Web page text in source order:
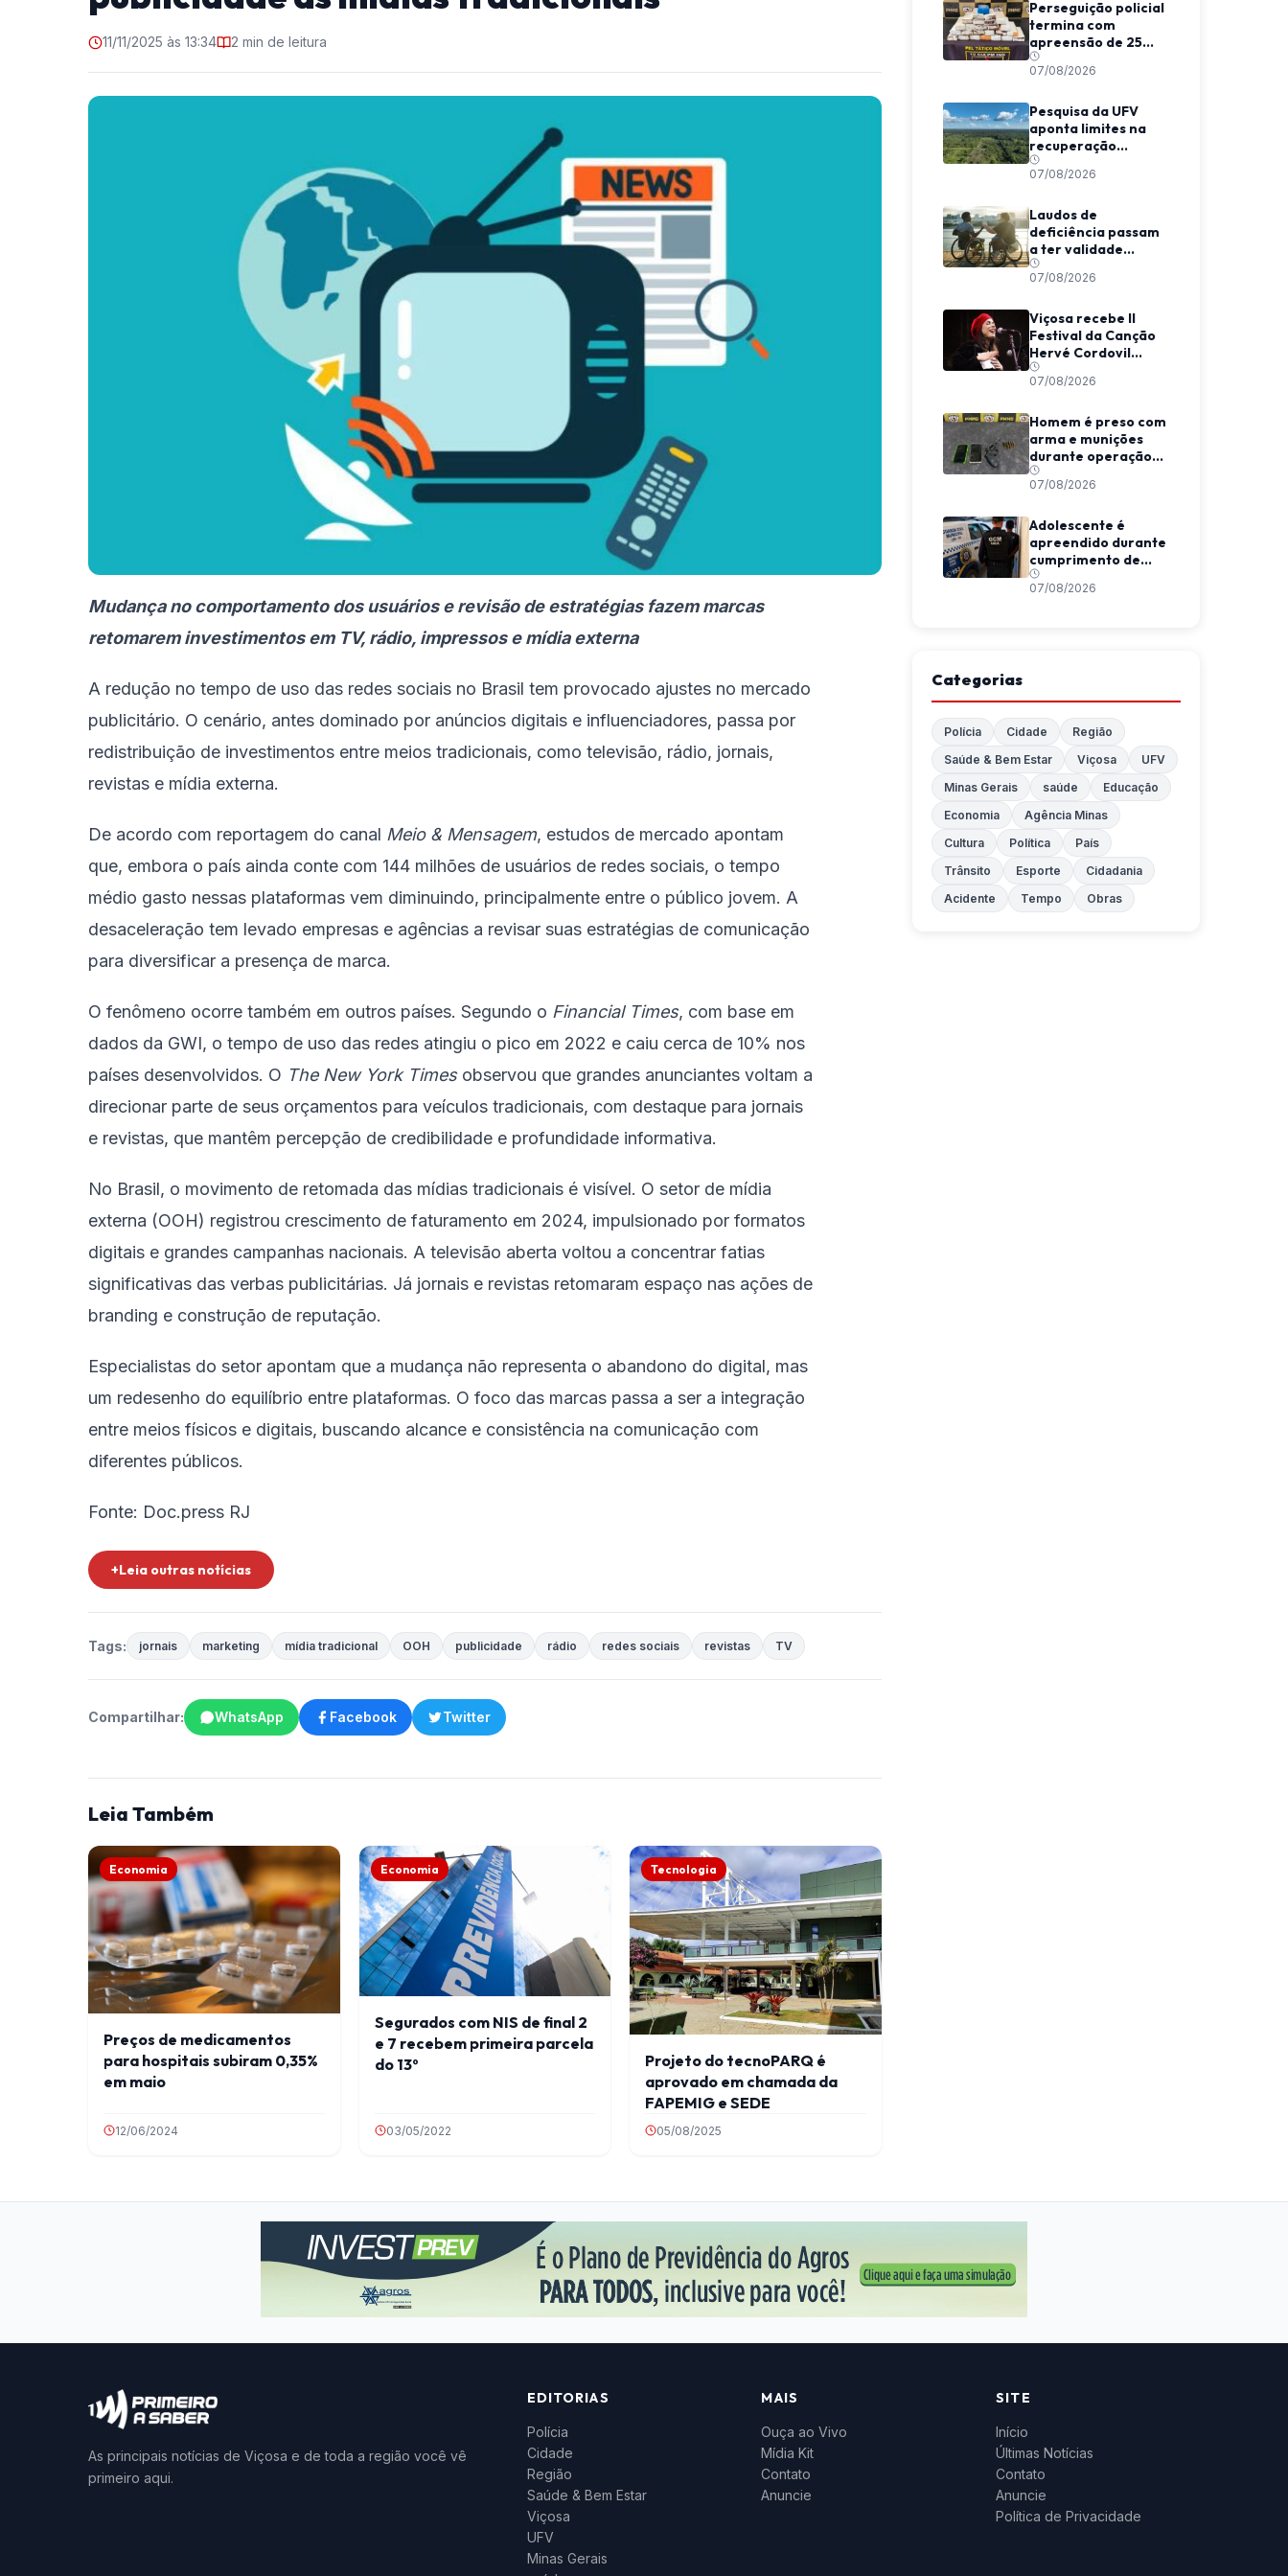
11/11/2025 às 13:34 2 min de leitura
Mudança no comportamento dos usuários e revisão de estratégias fazem marcas
retomarem investimentos em TV, rádio, impressos e mídia externa
A redução no tempo de uso das redes sociais no Brasil tem provocado ajustes no mercado
publicitário. O cenário, antes dominado por anúncios digitais e influenciadores, passa por
redistribuição de investimentos entre meios tradicionais, como televisão, rádio, jornais,
revistas e mídia externa.
De acordo com reportagem do canal Meio & Mensagem, estudos de mercado apontam
que, embora o país ainda conte com 144 milhões de usuários de redes sociais, o tempo
médio gasto nessas plataformas vem diminuindo, principalmente entre o público jovem. A
desaceleração tem levado empresas e agências a revisar suas estratégias de comunicação
para diversificar a presença de marca.
O fenômeno ocorre também em outros países. Segundo o Financial Times, com base em
dados da GWI, o tempo de uso das redes atingiu o pico em 2022 e caiu cerca de 10% nos
países desenvolvidos. O The New York Timesobservou que grandes anunciantes voltam a
direcionar parte de seus orçamentos para veículos tradicionais, com destaque para jornais
e revistas, que mantêm percepção de credibilidade e profundidade informativa.
No Brasil, o movimento de retomada das mídias tradicionais é visível. O setor de mídia
externa (OOH) registrou crescimento de faturamento em 2024, impulsionado por formatos
digitais e grandes campanhas nacionais. A televisão aberta voltou a concentrar fatias
significativas das verbas publicitárias. Já jornais e revistas retomaram espaço nas ações de
branding e construção de reputação.
Especialistas do setor apontam que a mudança não representa o abandono do digital, mas
um redesenho do equilíbrio entre plataformas. O foco das marcas passa a ser a integração
entre meios físicos e digitais, buscando alcance e consistência na comunicação com
diferentes públicos.
Fonte: Doc.press RJ
+Leia outras notícias
Tags: jornais marketing mídia tradicional OOH publicidade rádio redes sociais revistas TV
Compartilhar: WhatsApp Facebook Twitter
Leia Também
Economia
Preços de medicamentos
para hospitais subiram 0,35%
em maio
12/06/2024
Economia
Segurados com NIS de final 2
e 7 recebem primeira parcela
do 13º
03/05/2022
Tecnologia
Projeto do tecnoPARQ é
aprovado em chamada da
FAPEMIG e SEDE
05/08/2025
Perseguição policial
termina com
apreensão de 25
barras de maconha
entre Viçosa e
07/08/2026
Pesquisa da UFV
aponta limites na
recuperação
climática de
florestas
Amazônia
07/08/2026
Laudos de
deficiência passam
a ter validade
indeterminada em
Minas Gerais
07/08/2026
Viçosa recebe II
Festival da Canção
Hervé Cordovil
neste fim de semana
07/08/2026
Homem é preso com
arma e munições
durante operação
da Polícia Militar em
Araponga
07/08/2026
Adolescente é
apreendido durante
cumprimento de
mandado em Ubá
07/08/2026
Categorias
Polícia Cidade
Região
Saúde & Bem Estar
Viçosa
UFV
Minas Gerais
saúde
Educação
Economia
Agência Minas
Cultura
Política
País
Trânsito
Esporte
Cidadania
Acidente
Tempo Obras
As principais notícias de Viçosa e de toda a região você vê
primeiro aqui.
EDITORIAS
Polícia
Cidade
Região
Saúde & Bem Estar
Viçosa
UFV
Minas Gerais
MAIS
Ouça ao Vivo
Mídia Kit
Contato
Anuncie
SITE
Início
Últimas Notícias
Contato
Anuncie
Política de Privacidade